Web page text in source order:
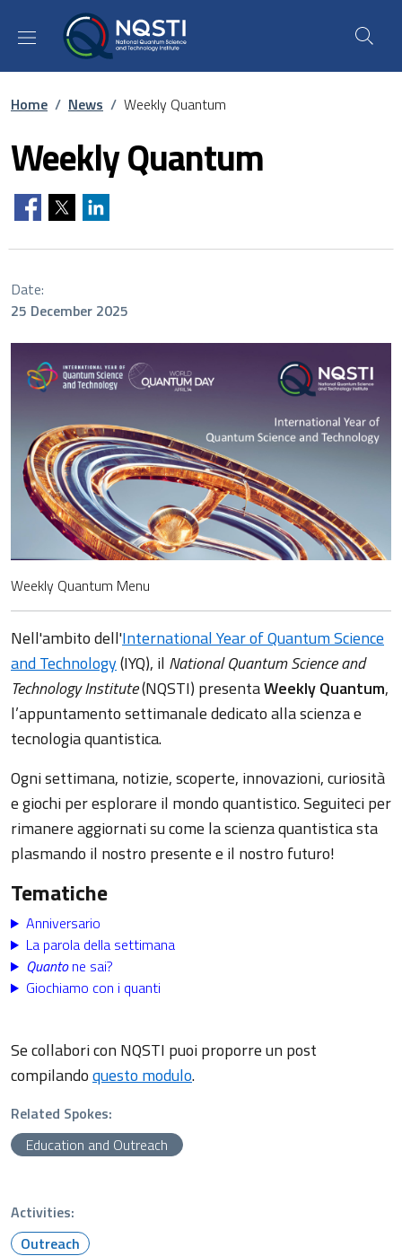
Skip to main content
Skip to footer content
Breadcrumb
Home / News / Weekly Quantum
Weekly Quantum
Date:
25 December 2025
Weekly Quantum Menu
Nell'ambito dell'International Year of Quantum Science
and Technology(IYQ), il National Quantum Science and
Technology Institute(NQSTI) presentaWeekly Quantum,
l’appuntamento settimanale dedicato alla scienza e
tecnologia quantistica.
Ogni settimana, notizie, scoperte, innovazioni, curiosità
e giochi per esplorare il mondo quantistico. Seguiteci per
rimanere aggiornati su come la scienza quantistica sta
plasmando il nostro presente e il nostro futuro!
Tematiche
Anniversario
La parola della settimana
Quantone sai?
Giochiamo con i quanti
Se collabori con NQSTI puoi proporre un post
compilandoquesto modulo.
Related Spokes:
Education and Outreach
Activities:
Outreach